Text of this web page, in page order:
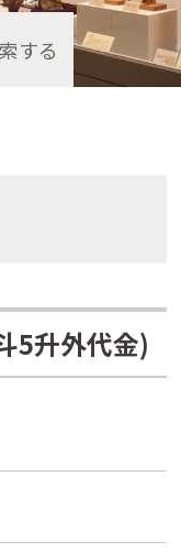
する
5升外代金)